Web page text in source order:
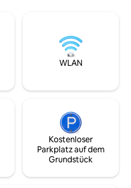
lädt dich
neue Energie
und die
Tempo
oder die
erkundest,
einen
WLAN
Kostenloser
Parkplatz auf dem
Grundstück